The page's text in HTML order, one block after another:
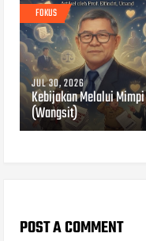
FOKUS
JUL 30, 2026
Kebijakan Melalui Mimpi
(Wangsit)
POST A COMMENT